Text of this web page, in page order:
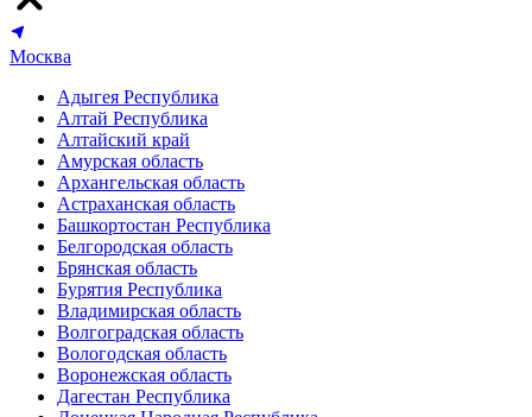
Москва
Адыгея Республика
Алтай Республика
Алтайский край
Амурская область
Архангельская область
Астраханская область
Башкортостан Республика
Белгородская область
Брянская область
Бурятия Республика
Владимирская область
Волгоградская область
Вологодская область
Воронежская область
Дагестан Республика